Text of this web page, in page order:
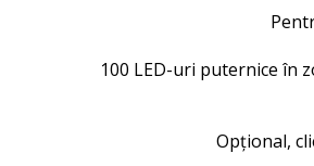
100 LED-uri puternice în
Opțional,